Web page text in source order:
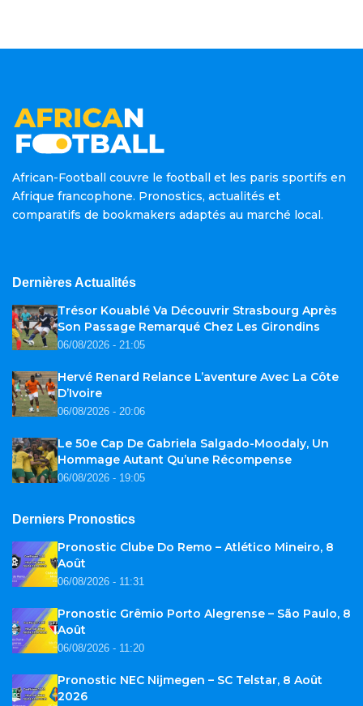
African-Football couvre le football et les paris sportifs en
Afrique francophone. Pronostics, actualités et
comparatifs de bookmakers adaptés au marché local.
Dernières Actualités
Trésor Kouablé Va Découvrir Strasbourg Après
Son Passage Remarqué Chez Les Girondins
06/08/2026 - 21:05
Hervé Renard Relance L’aventure Avec La Côte
D’Ivoire
06/08/2026 - 20:06
Le 50e Cap De Gabriela Salgado-Moodaly, Un
Hommage Autant Qu’une Récompense
06/08/2026 - 19:05
Derniers Pronostics
Pronostic Clube Do Remo – Atlético Mineiro, 8
Août
06/08/2026 - 11:31
Pronostic Grêmio Porto Alegrense – São Paulo, 8
Août
06/08/2026 - 11:20
Pronostic NEC Nijmegen – SC Telstar, 8 Août
2026